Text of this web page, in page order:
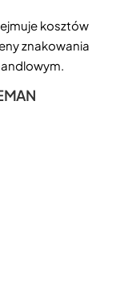
kosztów
znakowania